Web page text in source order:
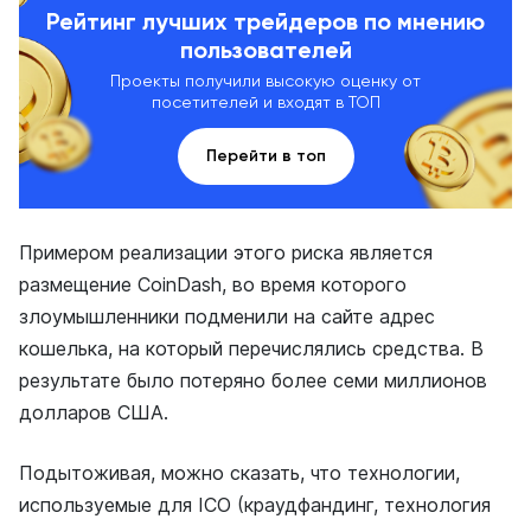
Рейтинг лучших трейдеров по мнению
пользователей
Проекты получили высокую оценку от
посетителей и входят в ТОП
Перейти в топ
Примером реализации этого риска является
размещение CoinDash, во время которого
злоумышленники подменили на сайте адрес
кошелька, на который перечислялись средства. В
результате было потеряно более семи миллионов
долларов США.
Подытоживая, можно сказать, что технологии,
используемые для ICO (краудфандинг, технология